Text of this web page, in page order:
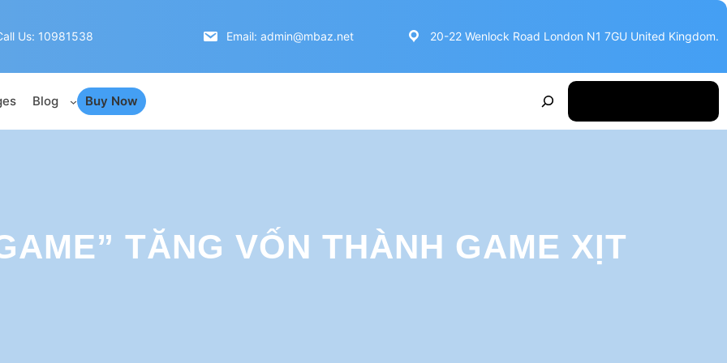
Us: 10981538 Email: admin@mbaz.net 20-22 Wenlock Road London N1 7GU United Kingdom.
Blog Buy Now
TĂNG VỐN THÀNH GAME XỊT